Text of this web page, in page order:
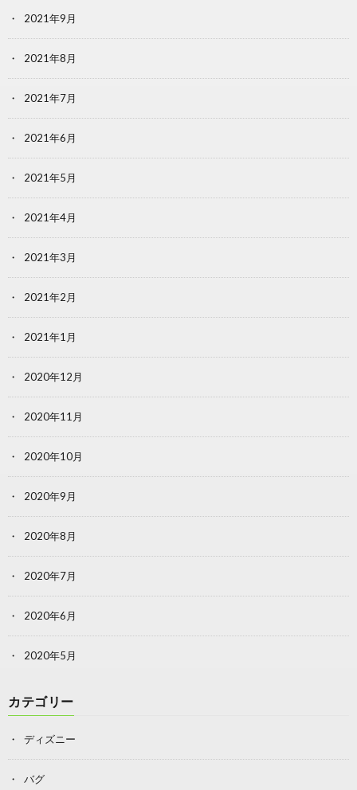
2021年9月
2021年8月
2021年7月
2021年6月
2021年5月
2021年4月
2021年3月
2021年2月
2021年1月
2020年12月
2020年11月
2020年10月
2020年9月
2020年8月
2020年7月
2020年6月
2020年5月
カテゴリー
ディズニー
バグ